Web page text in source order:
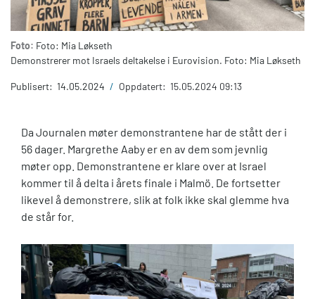
Foto: Foto: Mia Løkseth
Demonstrerer mot Israels deltakelse i Eurovision. Foto: Mia Løkseth
Publisert: 14.05.2024 / Oppdatert: 15.05.2024 09:13
Da Journalen møter demonstrantene har de stått der i
56 dager. Margrethe Aaby er en av dem som jevnlig
møter opp. Demonstrantene er klare over at Israel
kommer til å delta i årets finale i Malmö. De fortsetter
likevel å demonstrere, slik at folk ikke skal glemme hva
de står for.